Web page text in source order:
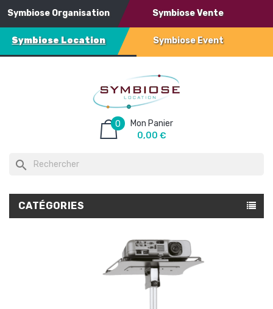
Symbiose Organisation Symbiose Vente
Symbiose Location Symbiose Event
Mon Panier
0
0,00 €
search
CATÉGORIES